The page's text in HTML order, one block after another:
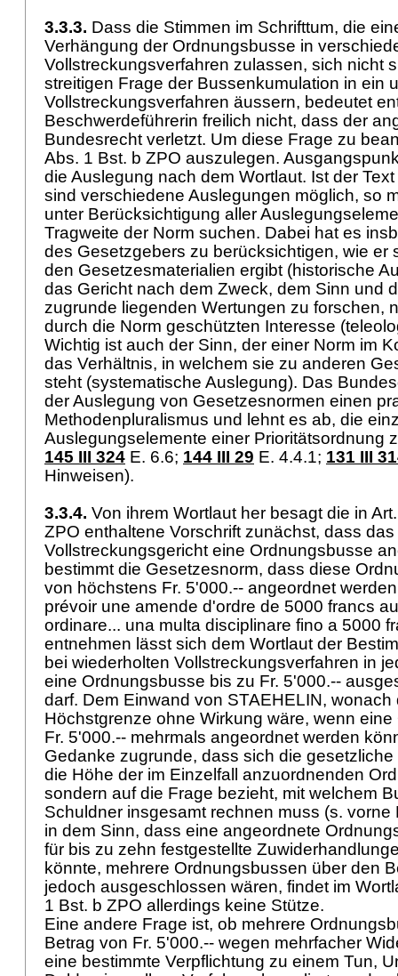
3.3.3. Dass die Stimmen im Schrifttum, die
Verhängung der Ordnungsbusse in
Vollstreckungsverfahren zulassen, sich nicht
streitigen Frage der Bussenkumulation in ein
Vollstreckungsverfahren äussern, bedeutet
Beschwerdeführerin freilich nicht, dass der
Bundesrecht verletzt. Um diese Frage zu
Abs. 1 Bst. b ZPO auszulegen.
die Auslegung nach dem Wortlaut. Ist der
sind verschiedene Auslegungen möglich, so
unter Berücksichtigung aller
Tragweite der Norm suchen. Dabei hat es
des Gesetzgebers zu berücksichtigen, wie er
den Gesetzesmaterialien ergibt (historische
das Gericht nach dem Zweck, dem Sinn und
zugrunde liegenden Wertungen zu forschen,
durch die Norm geschützten Interesse
Wichtig ist auch der Sinn, der einer Norm im
das Verhältnis, in welchem sie zu anderen
steht (systematische Auslegung). Das
der Auslegung von Gesetzesnormen einen
Methodenpluralismus und lehnt es ab, die
Auslegungselemente einer Prioritätsordnung
145 III 324 E. 6.6; 144 III 29 E. 4.4.1; 131 III
Hinweisen).
3.3.4. Von ihrem Wortlaut her besagt die in
ZPO enthaltene Vorschrift zunächst, dass das
Vollstreckungsgericht eine Ordnungsbusse
bestimmt die Gesetzesnorm, dass diese
von höchstens Fr. 5'000.-- angeordnet
prévoir une amende d'ordre de 5000 francs
ordinare... una multa disciplinare fino a 5000
entnehmen lässt sich dem Wortlaut der
bei wiederholten Vollstreckungsverfahren in
eine Ordnungsbusse bis zu Fr. 5'000.--
darf. Dem Einwand von STAEHELIN,
Höchstgrenze ohne Wirkung wäre, wenn
Fr. 5'000.-- mehrmals angeordnet werden
Gedanke zugrunde, dass sich die
die Höhe der im Einzelfall anzuordnenden
sondern auf die Frage bezieht, mit welchem
Schuldner insgesamt rechnen muss (s. vorne
in dem Sinn, dass eine angeordnete
für bis zu zehn festgestellte
könnte, mehrere Ordnungsbussen über den
jedoch ausgeschlossen wären, findet im
1 Bst. b ZPO allerdings keine Stütze.
Eine andere Frage ist, ob mehrere
Betrag von Fr. 5'000.-- wegen mehrfacher
eine bestimmte Verpflichtung zu einem Tun,